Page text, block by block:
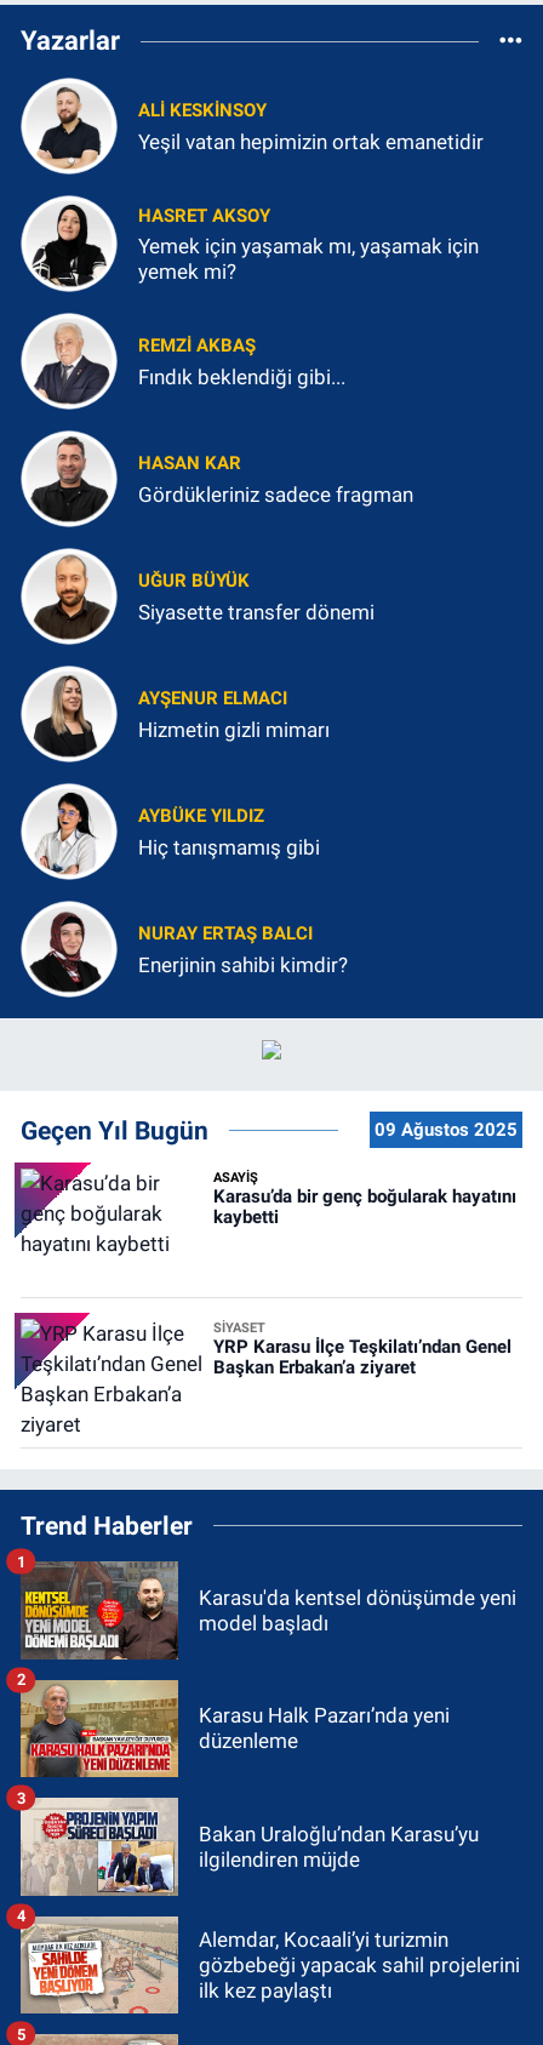
Yazarlar
ALI KESKINSOY
Yeşil vatan hepimizin ortak emanetidir
HASRET AKSOY
Yemek için yaşamak mı, yaşamak için
yemek mi?
REMZI AKBAŞ
Fındık beklendiği gibi...
HASAN KAR
Gördükleriniz sadece fragman
UĞUR BÜYÜK
Siyasette transfer dönemi
AYŞENUR ELMACI
Hizmetin gizli mimarı
AYBÜKE YILDIZ
Hiç tanışmamış gibi
NURAY ERTAŞ BALCI
Enerjinin sahibi kimdir?
Geçen Yıl Bugün 09 Ağustos 2025
ASAYİŞ
Karasu’da bir genç boğularak hayatını
kaybetti
SİYASET
YRP Karasu İlçe Teşkilatı’ndan Genel
Başkan Erbakan’a ziyaret
Trend Haberler
Karasu'da kentsel dönüşümde yeni
model başladı
1
Karasu Halk Pazarı’nda yeni
düzenleme
2
Bakan Uraloğlu’ndan Karasu’yu
ilgilendiren müjde
3
Alemdar, Kocaali’yi turizmin
gözbebeği yapacak sahil projelerini
ilk kez paylaştı
4
5